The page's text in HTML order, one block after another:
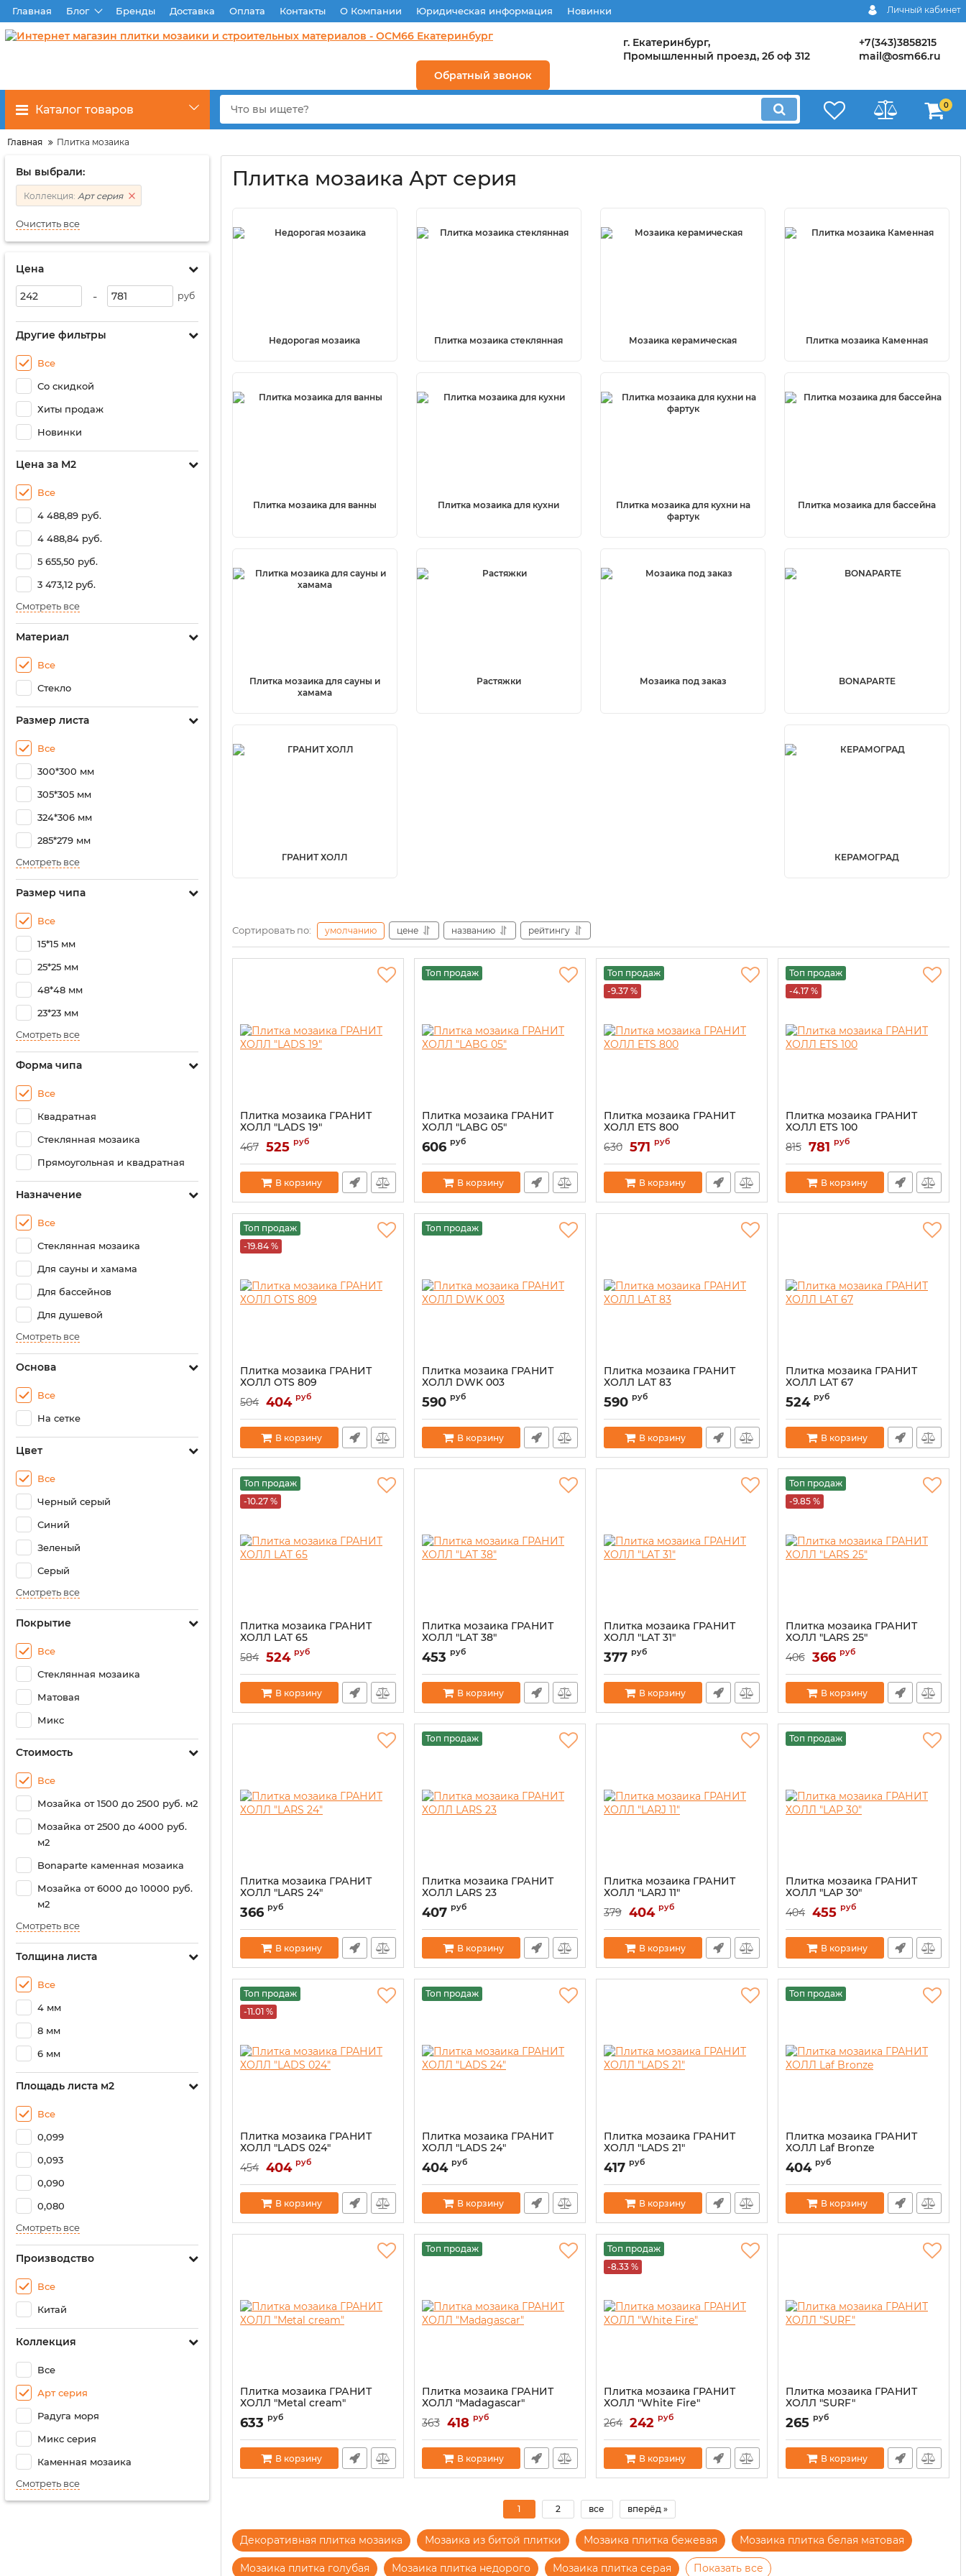
Главная Блог Бренды Доставка Оплата Контакты О Компании Юридическая информация Новинки Личный кабинет
г. Екатеринбург,
Промышленный проезд, 2б оф 312
+7(343)3858215
mail@osm66.ru
Обратный звонок
Каталог товаров 0
Главная Плитка мозаика
Вы выбрали:
Коллекция: Арт серия
Очистить все
Цена
- руб
Другие фильтры
Все
Со скидкой
Хиты продаж
Новинки
Цена за М2
Все
4 488,89 руб.
4 488,84 руб.
5 655,50 руб.
3 473,12 руб.
Смотреть все
Материал
Все
Стекло
Размер листа
Все
300*300 мм
305*305 мм
324*306 мм
285*279 мм
Смотреть все
Размер чипа
Все
15*15 мм
25*25 мм
48*48 мм
23*23 мм
Смотреть все
Форма чипа
Все
Квадратная
Стеклянная мозаика
Прямоугольная и квадратная
Назначение
Все
Стеклянная мозаика
Для сауны и хамама
Для бассейнов
Для душевой
Смотреть все
Основа
Все
На сетке
Цвет
Все
Черный серый
Синий
Зеленый
Серый
Смотреть все
Покрытие
Все
Стеклянная мозаика
Матовая
Микс
Стоимость
Все
Мозайка от 1500 до 2500 руб. м2
Мозайка от 2500 до 4000 руб.
м2
Bonaparte каменная мозаика
Мозайка от 6000 до 10000 руб.
м2
Смотреть все
Толщина листа
Все
4 мм
8 мм
6 мм
Площадь листа м2
Все
0,099
0,093
0,090
0,080
Смотреть все
Производство
Все
Китай
Коллекция
Все
Арт серия
Радуга моря
Микс серия
Каменная мозаика
Смотреть все
Плитка мозаика Арт серия
Недорогая мозаика Плитка мозаика стеклянная Мозаика керамическая Плитка мозаика Каменная
Плитка мозаика для ванны Плитка мозаика для кухни
Плитка мозаика для кухни на
фартук
Плитка мозаика для бассейна
Плитка мозаика для сауны и
хамама
Растяжки Мозаика под заказ BONAPARTE
ГРАНИТ ХОЛЛ КЕРАМОГРАД
Сортировать по: умолчанию цене названию рейтингу
Плитка мозаика ГРАНИТ
ХОЛЛ "LADS 19"
467 525 руб
В корзину
Топ продаж
Плитка мозаика ГРАНИТ
ХОЛЛ "LABG 05"
606 руб
В корзину
Топ продаж
-9.37 %
Плитка мозаика ГРАНИТ
ХОЛЛ ETS 800
630 571 руб
В корзину
Топ продаж
-4.17 %
Плитка мозаика ГРАНИТ
ХОЛЛ ETS 100
815 781 руб
В корзину
Топ продаж
-19.84 %
Плитка мозаика ГРАНИТ
ХОЛЛ OTS 809
504 404 руб
В корзину
Топ продаж
Плитка мозаика ГРАНИТ
ХОЛЛ DWK 003
590 руб
В корзину
Плитка мозаика ГРАНИТ
ХОЛЛ LAT 83
590 руб
В корзину
Плитка мозаика ГРАНИТ
ХОЛЛ LAT 67
524 руб
В корзину
Топ продаж
-10.27 %
Плитка мозаика ГРАНИТ
ХОЛЛ LAT 65
584 524 руб
В корзину
Плитка мозаика ГРАНИТ
ХОЛЛ "LAT 38"
453 руб
В корзину
Плитка мозаика ГРАНИТ
ХОЛЛ "LAT 31"
377 руб
В корзину
Топ продаж
-9.85 %
Плитка мозаика ГРАНИТ
ХОЛЛ "LARS 25"
406 366 руб
В корзину
Плитка мозаика ГРАНИТ
ХОЛЛ "LARS 24"
366 руб
В корзину
Топ продаж
Плитка мозаика ГРАНИТ
ХОЛЛ LARS 23
407 руб
В корзину
Плитка мозаика ГРАНИТ
ХОЛЛ "LARJ 11"
379 404 руб
В корзину
Топ продаж
Плитка мозаика ГРАНИТ
ХОЛЛ "LAP 30"
404 455 руб
В корзину
Топ продаж
-11.01 %
Плитка мозаика ГРАНИТ
ХОЛЛ "LADS 024"
454 404 руб
В корзину
Топ продаж
Плитка мозаика ГРАНИТ
ХОЛЛ "LADS 24"
404 руб
В корзину
Плитка мозаика ГРАНИТ
ХОЛЛ "LADS 21"
417 руб
В корзину
Топ продаж
Плитка мозаика ГРАНИТ
ХОЛЛ Laf Bronze
404 руб
В корзину
Плитка мозаика ГРАНИТ
ХОЛЛ "Metal cream"
633 руб
В корзину
Топ продаж
Плитка мозаика ГРАНИТ
ХОЛЛ "Madagascar"
363 418 руб
В корзину
Топ продаж
-8.33 %
Плитка мозаика ГРАНИТ
ХОЛЛ "White Fire"
264 242 руб
В корзину
Плитка мозаика ГРАНИТ
ХОЛЛ "SURF"
265 руб
В корзину
1 2 все вперёд »
Декоративная плитка мозаика Мозаика из битой плитки Мозаика плитка бежевая Мозаика плитка белая матовая
Мозаика плитка голубая Мозаика плитка недорого Мозаика плитка серая Показать все
Смотреть все